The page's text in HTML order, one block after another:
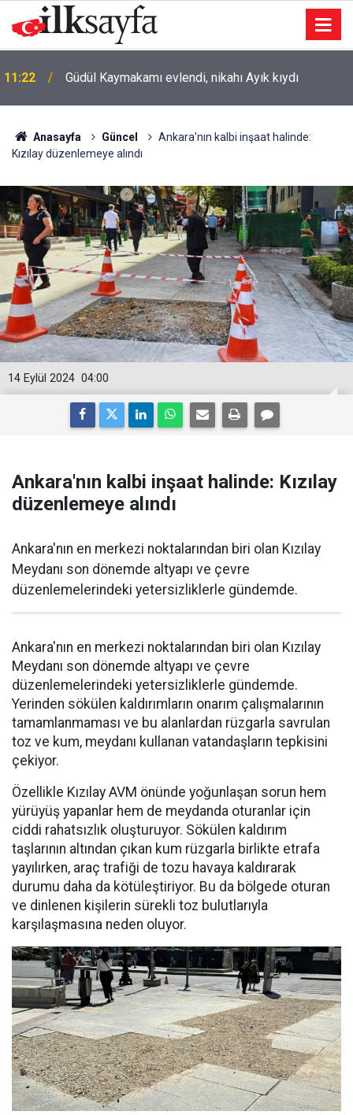
11:22 Güdül Kaymakamı evlendi, nikahı Ayık kıydı
Anasayfa Güncel
Ankara'nın kalbi inşaat halinde:
Kızılay düzenlemeye alındı
04:00
14 Eylül 2024
Ankara'nın kalbi inşaat halinde: Kızılay
düzenlemeye alındı
Ankara'nın en merkezi noktalarından biri olan Kızılay
Meydanı son dönemde altyapı ve çevre
düzenlemelerindeki yetersizliklerle gündemde.
Ankara'nın en merkezi noktalarından biri olan Kızılay
Meydanı son dönemde altyapı ve çevre
düzenlemelerindeki yetersizliklerle gündemde.
Yerinden sökülen kaldırımların onarım çalışmalarının
tamamlanmaması ve bu alanlardan rüzgarla savrulan
toz ve kum, meydanı kullanan vatandaşların tepkisini
çekiyor.
Özellikle Kızılay AVM önünde yoğunlaşan sorun hem
yürüyüş yapanlar hem de meydanda oturanlar için
ciddi rahatsızlık oluşturuyor. Sökülen kaldırım
taşlarının altından çıkan kum rüzgarla birlikte etrafa
yayılırken, araç trafiği de tozu havaya kaldırarak
durumu daha da kötüleştiriyor. Bu da bölgede oturan
ve dinlenen kişilerin sürekli toz bulutlarıyla
karşılaşmasına neden oluyor.